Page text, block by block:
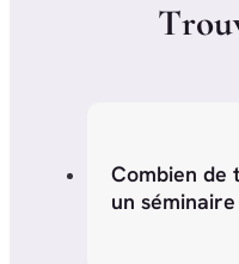
Trou
Combien de
un séminaire